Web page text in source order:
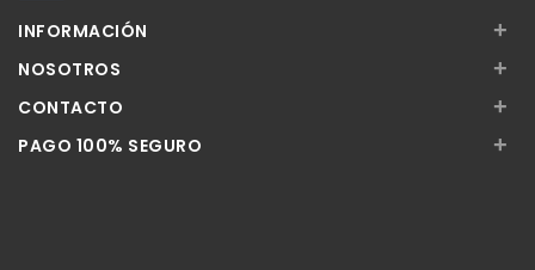
INFORMACIÓN +
NOSOTROS +
CONTACTO +
PAGO 100% SEGURO +